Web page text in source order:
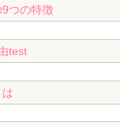
つの特徴
test